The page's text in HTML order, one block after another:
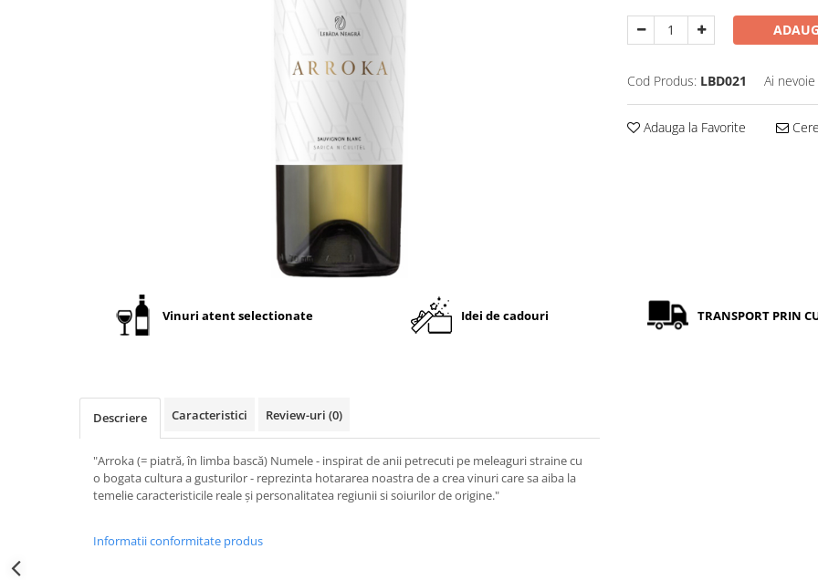
Cod Produs: LBD021 Ai
Adauga la Favorite
Vinuri atent selectionate Idei de cadouri TRANSPORT PRIN
Descriere Caracteristici Review-uri (0)
"Arroka (= piatră, în limba bască) Numele - inspirat de anii petrecuti pe meleaguri straine cu
o bogata cultura a gusturilor - reprezinta hotararea noastra de a crea vinuri care sa aiba la
temelie caracteristicile reale și personalitatea regiunii si soiurilor de origine."
Informatii conformitate produs